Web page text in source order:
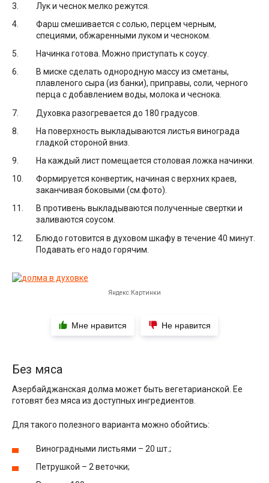
Лук и чеснок мелко режутся.
Фарш смешивается с солью, перцем черным,
специями, обжаренными луком и чесноком.
Начинка готова. Можно приступать к соусу.
В миске сделать однородную массу из сметаны,
плавленого сыра (из банки), приправы, соли, черного
перца с добавлением воды, молока и чеснока.
Духовка разогревается до 180 градусов.
На поверхность выкладываются листья винограда
гладкой стороной вниз.
На каждый лист помещается столовая ложка начинки.
Формируется конвертик, начиная с верхних краев,
заканчивая боковыми (см.фото).
В противень выкладываются полученные свертки и
заливаются соусом.
Блюдо готовится в духовом шкафу в течение 40 минут.
Подавать его надо горячим.
Яндекс.Картинки
Мне нравится Не нравится
Без мяса
Азербайджанская долма может быть вегетарианской. Ее
готовят без мяса из доступных ингредиентов.
Для такого полезного варианта можно обойтись:
Виноградными листьями – 20 шт.;
Петрушкой – 2 веточки;